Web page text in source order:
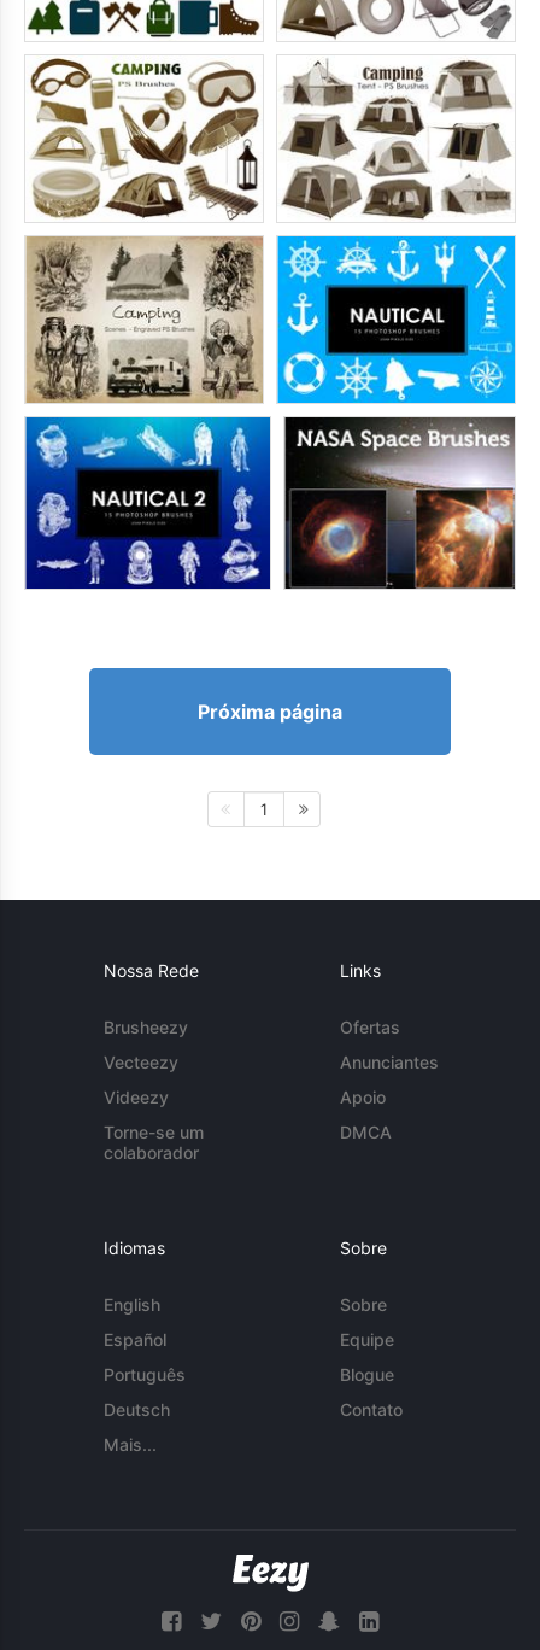
Próxima página
1
Nossa Rede
Brusheezy
Vecteezy
Videezy
Torne-se um
colaborador
Links
Ofertas
Anunciantes
Apoio
DMCA
Idiomas
English
Español
Português
Deutsch
Mais...
Sobre
Sobre
Equipe
Blogue
Contato